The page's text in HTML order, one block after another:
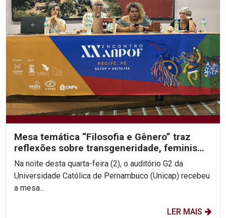
Mesa temática “Filosofia e Gênero” traz
reflexões sobre transgeneridade, feminismo
e colonialidade
Na noite desta quarta-feira (2), o auditório G2 da
Universidade Católica de Pernambuco (Unicap) recebeu
a mesa...
LER MAIS